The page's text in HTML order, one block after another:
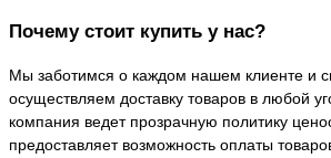
Почему стоит купить у нас?
Мы заботимся о каждом нашем клиенте и
осуществляем доставку товаров в любой
компания ведет прозрачную политику
предоставляет возможность оплаты